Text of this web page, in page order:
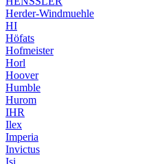
Herder-Windmuehle
HI
Höfats
Hofmeister
Horl
Hoover
Humble
Hurom
IHR
Ilex
Imperia
Invictus
Isi